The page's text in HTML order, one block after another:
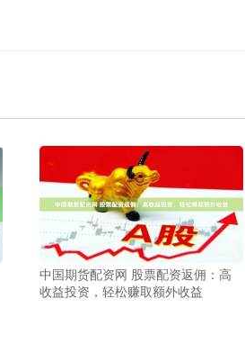
中国期货配资网 股票配资返佣：高
收益投资，轻松赚取额外收益